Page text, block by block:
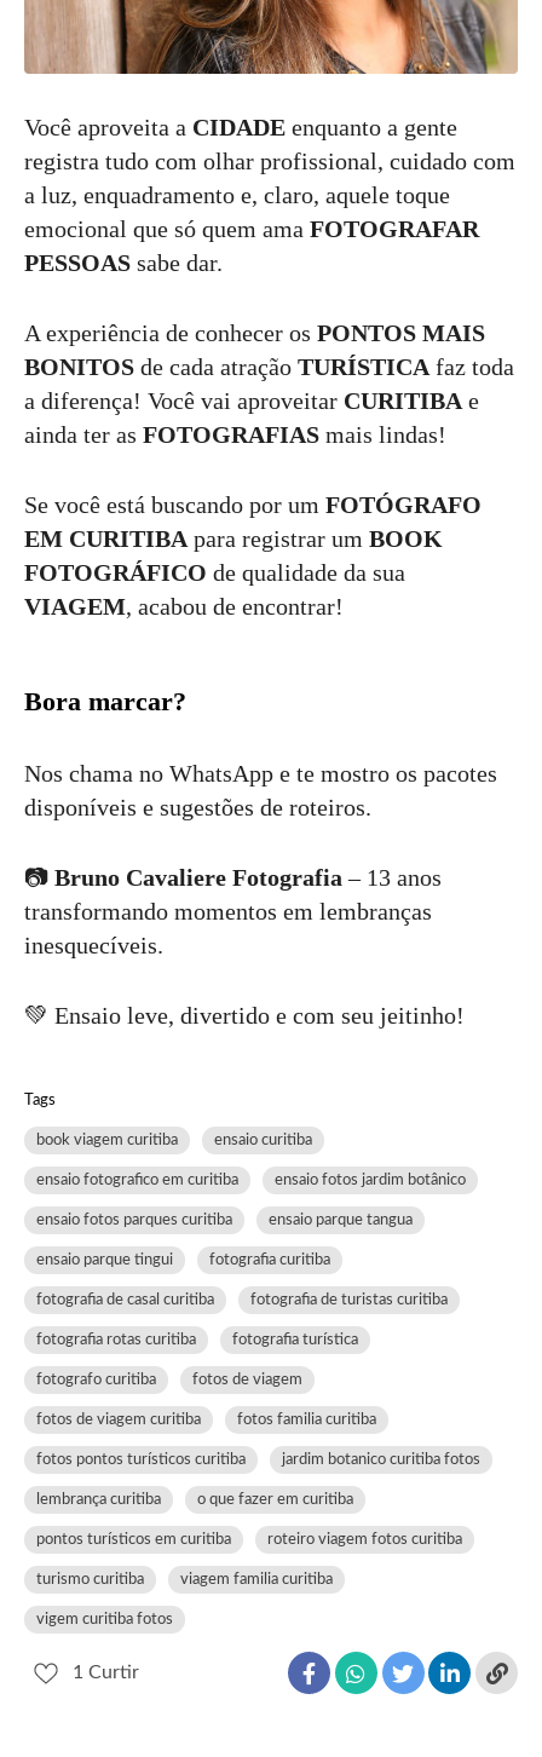
Você aproveita a CIDADE enquanto a gente
registra tudo com olhar profissional, cuidado com
a luz, enquadramento e, claro, aquele toque
emocional que só quem ama FOTOGRAFAR
PESSOAS sabe dar.
A experiência de conhecer os PONTOS MAIS
BONITOS de cada atração TURÍSTICA faz toda
a diferença! Você vai aproveitar CURITIBA e
ainda ter as FOTOGRAFIAS mais lindas!
Se você está buscando por um FOTÓGRAFO
EM CURITIBA para registrar um BOOK
FOTOGRÁFICO de qualidade da sua
VIAGEM, acabou de encontrar!
Bora marcar?
Nos chama no WhatsApp e te mostro os pacotes
disponíveis e sugestões de roteiros.
📷 Bruno Cavaliere Fotografia – 13 anos
transformando momentos em lembranças
inesquecíveis.
💚 Ensaio leve, divertido e com seu jeitinho!
Tags
book viagem curitiba ensaio curitiba
ensaio fotografico em curitiba ensaio fotos jardim botânico
ensaio fotos parques curitiba ensaio parque tangua
ensaio parque tingui fotografia curitiba
fotografia de casal curitiba fotografia de turistas curitiba
fotografia rotas curitiba fotografia turística
fotografo curitiba fotos de viagem
fotos de viagem curitiba fotos familia curitiba
fotos pontos turísticos curitiba jardim botanico curitiba fotos
lembrança curitiba o que fazer em curitiba
pontos turísticos em curitiba roteiro viagem fotos curitiba
turismo curitiba viagem familia curitiba
vigem curitiba fotos
1 Curtir